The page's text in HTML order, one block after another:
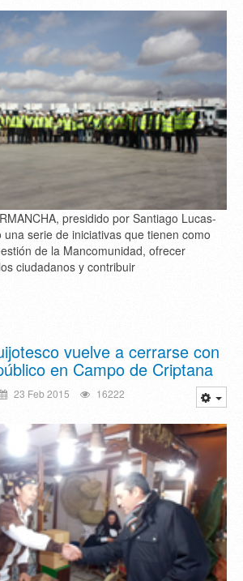
presidido por Santiago Lucas-
serie de iniciativas que tienen como
de la Mancomunidad, ofrecer
ciudadanos y contribuir
vuelve a cerrarse con
en Campo de Criptana
23 Feb 2015 16222